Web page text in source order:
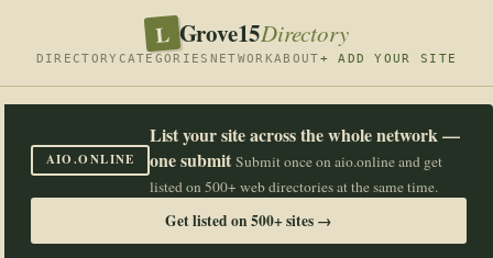
L Grove15Directory
DIRECTORY CATEGORIES NETWORKABOUT+ ADD YOUR SITE
AIO.ONLINE
List your site across the whole network —
one submit Submit once on aio.online and get
listed on 500+ web directories at the same time.
Get listed on 500+ sites →